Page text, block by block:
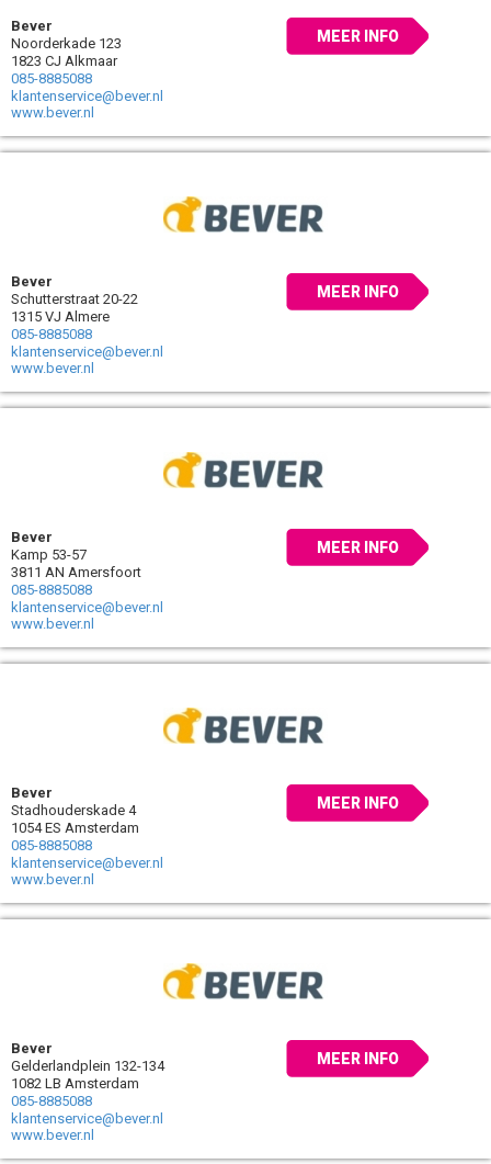
Bever
Noorderkade 123
1823 CJ Alkmaar
085-8885088
klantenservice@bever.nl
www.bever.nl
MEER INFO
Bever
Schutterstraat 20-22
1315 VJ Almere
085-8885088
klantenservice@bever.nl
www.bever.nl
MEER INFO
Bever
Kamp 53-57
3811 AN Amersfoort
085-8885088
klantenservice@bever.nl
www.bever.nl
MEER INFO
Bever
Stadhouderskade 4
1054 ES Amsterdam
085-8885088
klantenservice@bever.nl
www.bever.nl
MEER INFO
Bever
Gelderlandplein 132-134
1082 LB Amsterdam
085-8885088
klantenservice@bever.nl
www.bever.nl
MEER INFO